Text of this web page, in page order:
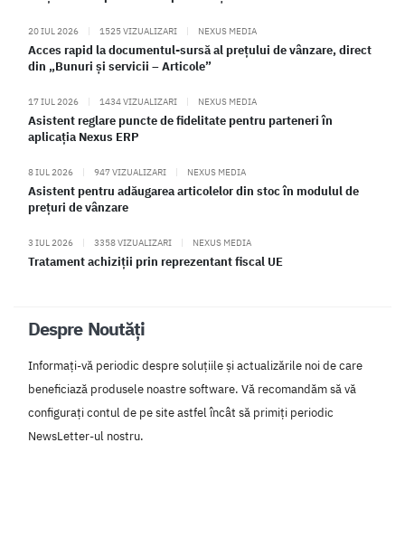
20 IUL 2026 | 1525 VIZUALIZARI | NEXUS MEDIA
Acces rapid la documentul-sursă al prețului de vânzare, direct
din „Bunuri și servicii – Articole”
17 IUL 2026 | 1434 VIZUALIZARI | NEXUS MEDIA
Asistent reglare puncte de fidelitate pentru parteneri în
aplicația Nexus ERP
8 IUL 2026 | 947 VIZUALIZARI | NEXUS MEDIA
Asistent pentru adăugarea articolelor din stoc în modulul de
prețuri de vânzare
3 IUL 2026 | 3358 VIZUALIZARI | NEXUS MEDIA
Tratament achiziții prin reprezentant fiscal UE
Despre Noutăți
Informați-vă periodic despre soluțiile și actualizările noi de care
beneficiază produsele noastre software. Vă recomandăm să vă
configurați contul de pe site astfel încât să primiți periodic
NewsLetter-ul nostru.